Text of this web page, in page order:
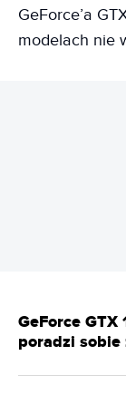
GeForce’a
modelach nie
GeForce
poradzi